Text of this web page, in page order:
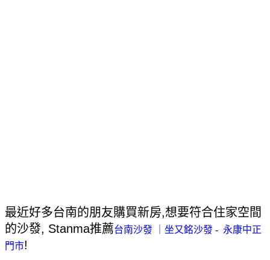
最近好多台南的朋友購買新房,想要符合住家空間
的沙發, Stanma推薦台南沙發 ｜坐又銘沙發 - 永康中正
門市!